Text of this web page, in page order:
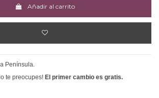
Añadir al carrito
Península.
te preocupes! El primer cambio es gratis.